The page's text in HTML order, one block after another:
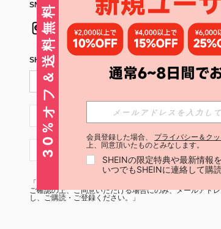
SNSフォローはこちら： アプリ
SHEIN STYLE NEWSを購読する
JP + 81
JP + 81
「SHEIN STYLE NEWSの購読には「
ご確認の上、ご同意いただける場合にのみ、メールアド
し、ご購読・ご登録ください。」
30%オフ＆送料無料 会員登録した場合、 プライバシー＆ク
上、同意頂いたものとみなします。
SHEINの限定特典や最新情報
いつでもSHEINに連絡して購